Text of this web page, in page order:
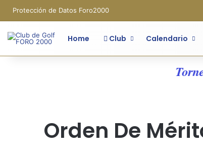
Protección de Datos Foro2000
Home Club Calendario
Orden De